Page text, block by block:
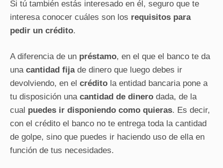
Si tú también estás interesado en él, seguro que te
interesa conocer cuáles son los requisitos para
pedir un crédito.
A diferencia de un préstamo, en el que el banco te da
una cantidad fijade dinero que luego debes ir
devolviendo, en el crédito la entidad bancaria pone a
tu disposición una cantidad de dinero dada, de la
cual puedes ir disponiendo como quieras. Es decir,
con el crédito el banco no te entrega toda la cantidad
de golpe, sino que puedes ir haciendo uso de ella en
función de tus necesidades.